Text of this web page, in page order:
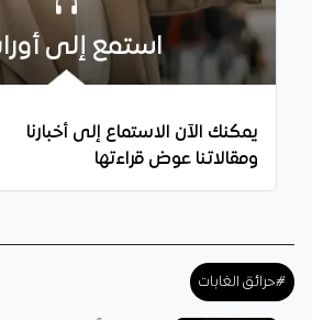
استمع إلى
يمكنك الآن الاستماع إلى أخبارنا
ومقالاتنا عوض قراءتها
#حرائق الغابات